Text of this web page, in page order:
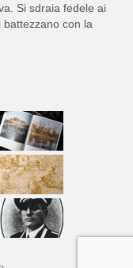
Si sdraia fedele ai
battezzano con la